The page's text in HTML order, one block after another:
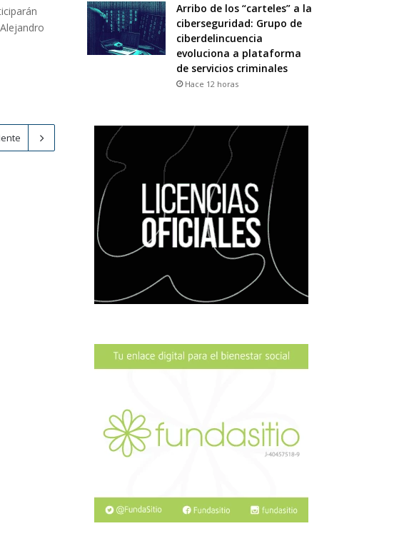
Arribo de los “carteles” a la
ciberseguridad: Grupo de
ciberdelincuencia
evoluciona a plataforma
de servicios criminales
Hace 12 horas